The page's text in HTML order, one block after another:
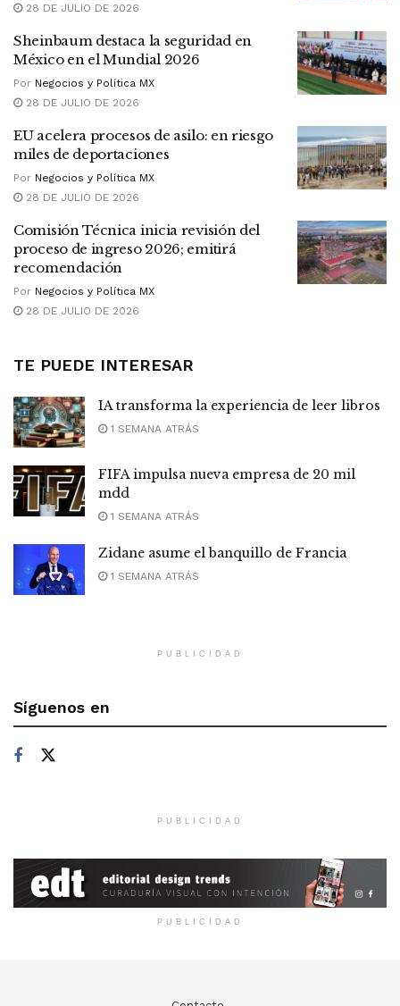
28 DE JULIO DE 2026
Sheinbaum destaca la seguridad en
México en el Mundial 2026
Por Negocios y Política MX
28 DE JULIO DE 2026
EU acelera procesos de asilo: en riesgo
miles de deportaciones
Por Negocios y Política MX
28 DE JULIO DE 2026
Comisión Técnica inicia revisión del
proceso de ingreso 2026; emitirá
recomendación
Por Negocios y Política MX
28 DE JULIO DE 2026
TE PUEDE INTERESAR
IA transforma la experiencia de leer libros
1 SEMANA ATRÁS
FIFA impulsa nueva empresa de 20 mil
mdd
1 SEMANA ATRÁS
Zidane asume el banquillo de Francia
1 SEMANA ATRÁS
PUBLICIDAD
Síguenos en
PUBLICIDAD
PUBLICIDAD